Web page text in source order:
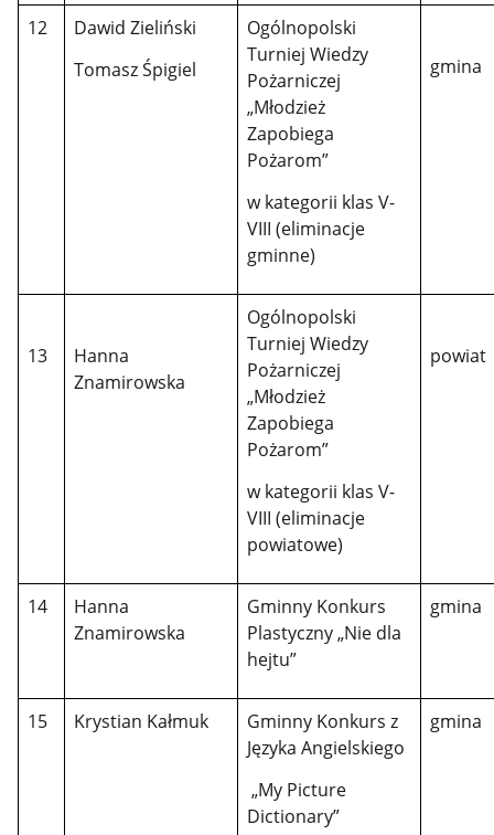
12
Dawid Zieliński
Tomasz Śpigiel
Ogólnopolski
Turniej Wiedzy
Pożarniczej
„Młodzież
Zapobiega
Pożarom”
w kategorii klas V-
VIII (eliminacje
gminne)
gmina
13
Hanna
Znamirowska
Ogólnopolski
Turniej Wiedzy
Pożarniczej
„Młodzież
Zapobiega
Pożarom”
w kategorii klas V-
VIII (eliminacje
powiatowe)
powiat
14
Hanna
Znamirowska
Gminny Konkurs
Plastyczny „Nie dla
hejtu”
gmina
15 Krystian Kałmuk
Gminny Konkurs z
Języka Angielskiego
„My Picture
Dictionary”
gmina